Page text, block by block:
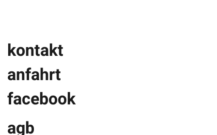
kontakt
anfahrt
facebook
agb